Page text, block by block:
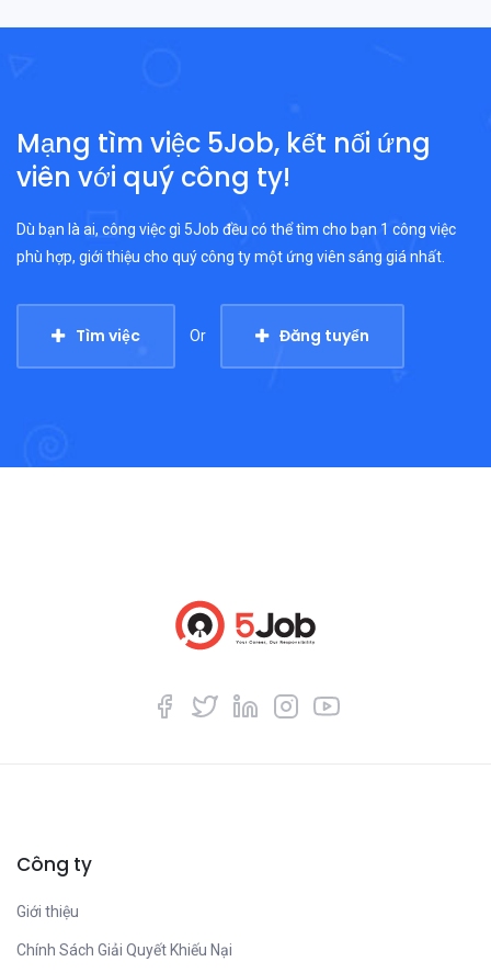
Mạng tìm việc 5Job, kết nối ứng
viên với quý công ty!
Dù bạn là ai, công việc gì 5Job đều có thể tìm cho bạn 1 công việc
phù hợp, giới thiệu cho quý công ty một ứng viên sáng giá nhất.
Tìm việc Or Đăng tuyển
Công ty
Giới thiệu
Chính Sách Giải Quyết Khiếu Nại